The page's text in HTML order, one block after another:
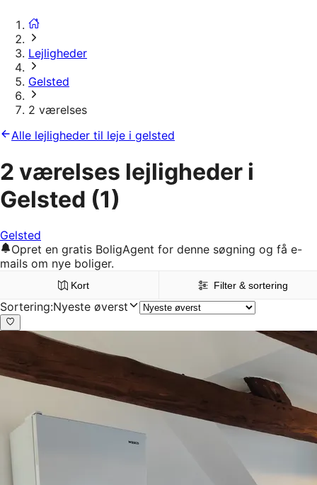
Lejligheder
Gelsted
2 værelses
Alle lejligheder til leje i gelsted
2 værelses lejligheder i
Gelsted (1)
Gelsted
Opret en gratis BoligAgent for denne søgning og få e-
mails om nye boliger.
Kort Filter & sortering
Sortering:Nyeste øverst